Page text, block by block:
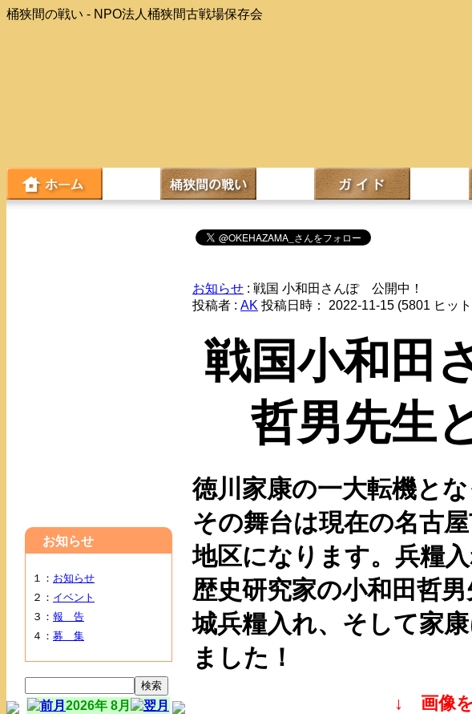
桶狭間の戦い - NPO法人桶狭間古戦場保存会
お知らせ
１： お知らせ
２： イベント
３： 報 告
４： 募 集
2026年 8月
お知らせ : 戦国 小和田さんぽ 公開中！
投稿者 : AK 投稿日時： 2022-11-15 (5801 ヒット
戦国小和田
哲男先生
徳川家康の一大転機と
その舞台は現在の名古
地区になります。兵糧
歴史研究家の小和田哲
城兵糧入れ、そして家
ました！
↓ 画像